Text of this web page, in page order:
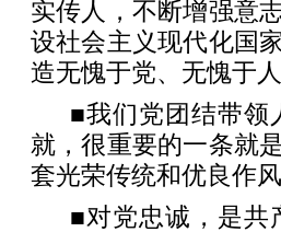
实传人，不断增强意
设社会主义现代化国
造无愧于党、无愧于
■我们党团结带领
就，很重要的一条就
套光荣传统和优良作风
■对党忠诚，是共